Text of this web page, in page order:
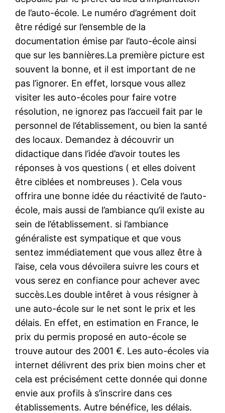
de l’auto-école. Le numéro d’agrément doit
être rédigé sur l’ensemble de la
documentation émise par l’auto-école ainsi
que sur les bannières.La première picture est
souvent la bonne, et il est important de ne
pas l’ignorer. En effet, lorsque vous allez
visiter les auto-écoles pour faire votre
résolution, ne ignorez pas l’accueil fait par le
personnel de l’établissement, ou bien la santé
des locaux. Demandez à découvrir un
didactique dans l’idée d’avoir toutes les
réponses à vos questions ( et elles doivent
être ciblées et nombreuses ). Cela vous
offrira une bonne idée du réactivité de l’auto-
école, mais aussi de l’ambiance qu’il existe au
sein de l’établissement. si l’ambiance
généraliste est sympatique et que vous
sentez immédiatement que vous allez être à
l’aise, cela vous dévoilera suivre les cours et
vous serez en confiance pour achever avec
succès.Les double intêret à vous résigner à
une auto-école sur le net sont le prix et les
délais. En effet, en estimation en France, le
prix du permis proposé en auto-école se
trouve autour des 2001 €. Les auto-écoles via
internet délivrent des prix bien moins cher et
cela est précisément cette donnée qui donne
envie aux profils à s’inscrire dans ces
établissements. Autre bénéfice, les délais.